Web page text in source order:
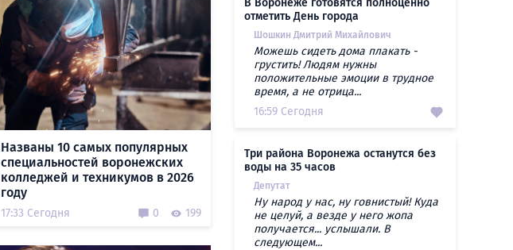
Названы 10 самых популярных
специальностей воронежских
колледжей и техникумов в 2026
году
17:33 Сегодня 0 199
В Воронеже готовятся полноценно
отметить День города
Шошкин Дмитрий Михайлович
Можешь сидеть дома плакать -
грустить! Людям нужны
положительные эмоции в трудное
время, а не отрица...
16:59 Сегодня
Три района Воронежа останутся без
воды на 35 часов
Депутат
Ну народ у нас, ну говнистый! Куда
не целуй, а везде у него жопа
получается... услышали. В
следующем...